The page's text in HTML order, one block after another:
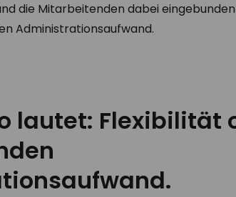
die Mitarbeitenden dabei
Administrationsaufwand.
lautet: Flexibilität